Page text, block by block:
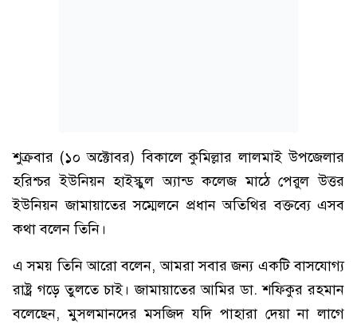
শুক্রবার (১০ অক্টোবর) বিকালে কুমিল্লার লালমাই উপজেলার
হরিশ্চর ইউনিয়ন হাইস্কুল অ্যান্ড কলেজ মাঠে পেরুল উত্তর
ইউনিয়ন জামায়াতের সম্মেলনে প্রধান অতিথির বক্তব্যে এসব
কথা বলেন তিনি।
এ সময় তিনি আরো বলেন, আমরা সবার জন্য একটি বাসযোগ্য
রাষ্ট্র গড়ে তুলতে চাই। জামায়াতের আমির ডা. শফিকুর রহমান
বলেছেন, মুসলমানদের মসজিদ যদি পাহারা দেয়া না লাগে